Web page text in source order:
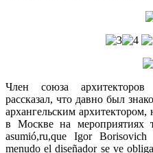
Член союза
рассказал, что давно был
архангельским
в Москве на мероприятиях
asumió,ru,que Igor
menudo el diseñador se ve